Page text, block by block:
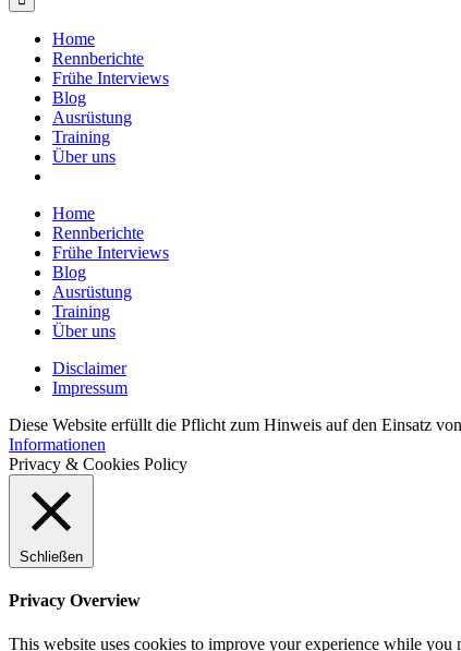
Home
Rennberichte
Frühe Interviews
Blog
Ausrüstung
Training
Über uns
Home
Rennberichte
Frühe Interviews
Blog
Ausrüstung
Training
Über uns
Disclaimer
Impressum
Diese Website erfüllt die Pflicht zum Hinweis auf den Einsatz
Informationen
Privacy & Cookies Policy
Schließen
Privacy Overview
This website uses cookies to improve your experience while you